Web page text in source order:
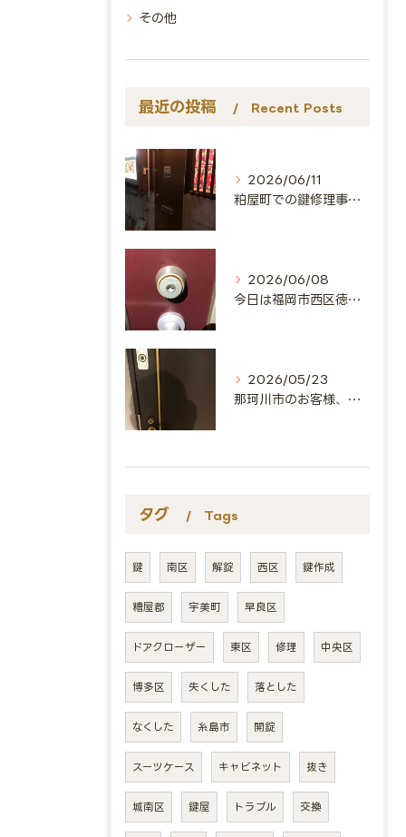
その他
最近の投稿 Recent Posts
2026/06/11
粕屋町での鍵修理事例🔑
2026/06/08
今日は福岡市西区徳永北にお邪魔しました🔑
2026/05/23
那珂川市のお客様、ありがとうございました🔑
タグ Tags
鍵 南区 解錠 西区 鍵作成
糟屋郡 宇美町 早良区
ドアクローザー 東区 修理 中央区
博多区 失くした 落とした
なくした 糸島市 開錠
スーツケース キャビネット 抜き
城南区 鍵屋 トラブル 交換